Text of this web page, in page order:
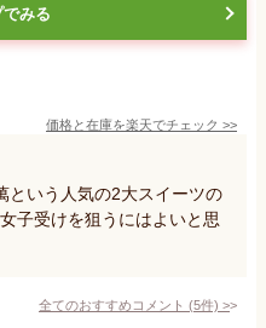
みる
価格と在庫を楽天でチェック >>
という人気の2大スイーツの
子受けを狙うにはよいと思
全てのおすすめコメント (5件) >